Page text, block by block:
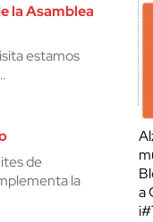
la Asamblea
estamos
de
la
a